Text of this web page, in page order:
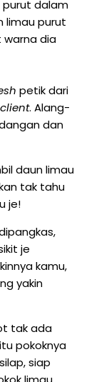
purut dalam
limau purut
warna dia
petik dari
client. Alang-
dan
daun limau
tak tahu
je!
je
kamu,
yakin
tak ada
pokoknya
siap